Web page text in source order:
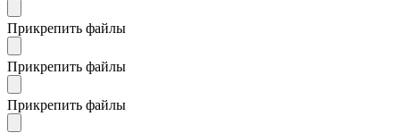
Прикрепить файлы
Прикрепить файлы
Прикрепить файлы